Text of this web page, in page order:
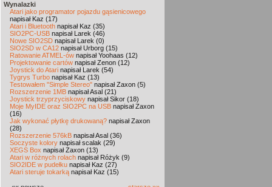
Wynalazki
Atari jako programator pojazdu gąsienicowego
napisał Kaz (17)
Atari i Bluetooth napisał Kaz (35)
SIO2PC-USB napisał Larek (46)
Nowe SIO2SD napisał Larek (0)
SIO2SD w CA12 napisał Urborg (15)
Ratowanie ATMEL-ów napisał Yoohaas (12)
Projektowanie cartów napisał Zenon (12)
Joystick do Atari napisał Larek (54)
Tygrys Turbo napisał Kaz (13)
Testowałem "Simple Stereo" napisał Zaxon (5)
Rozszerzenie 1MB napisał Asal (21)
Joystick trzyprzyciskowy napisał Sikor (18)
Moje MyIDE oraz SIO2PC na USB napisał Zaxon
(16)
Jak wykonać płytkę drukowaną? napisał Zaxon
(28)
Rozszerzenie 576kB napisał Asal (36)
Soczyste kolory napisał scalak (29)
XEGS Box napisał Zaxon (13)
Atari w różnych rolach napisał Różyk (9)
SIO2IDE w pudełku napisał Kaz (27)
Atari steruje tokarką napisał Kaz (15)